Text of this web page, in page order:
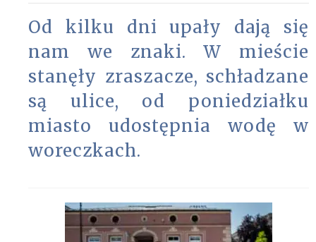
Od kilku dni upały dają się
nam we znaki. W mieście
stanęły zraszacze, schładzane
są ulice, od poniedziałku
miasto udostępnia wodę w
woreczkach.